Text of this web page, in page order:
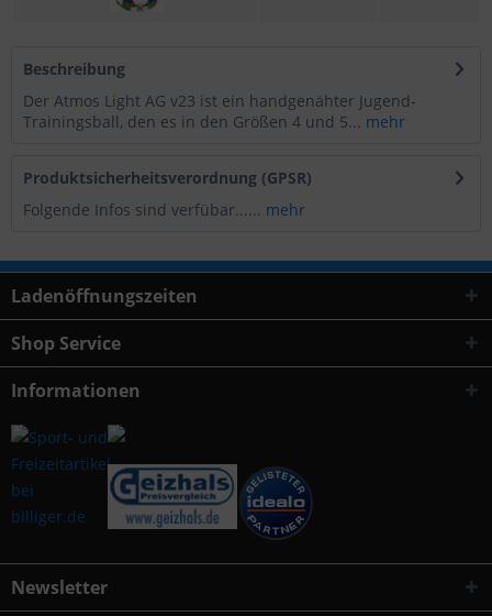
Beschreibung
Der Atmos Light AG v23 ist ein handgenähter Jugend-
Trainingsball, den es in den Größen 4 und 5... mehr
Produktsicherheitsverordnung (GPSR)
Folgende Infos sind verfübar...... mehr
Ladenöffnungszeiten
Shop Service
Informationen
Newsletter